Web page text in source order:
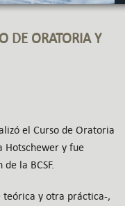
DE ORATORIA Y
el Curso de Oratoria
Hotschewer y fue
la BCSF.
teórica y otra práctica-,